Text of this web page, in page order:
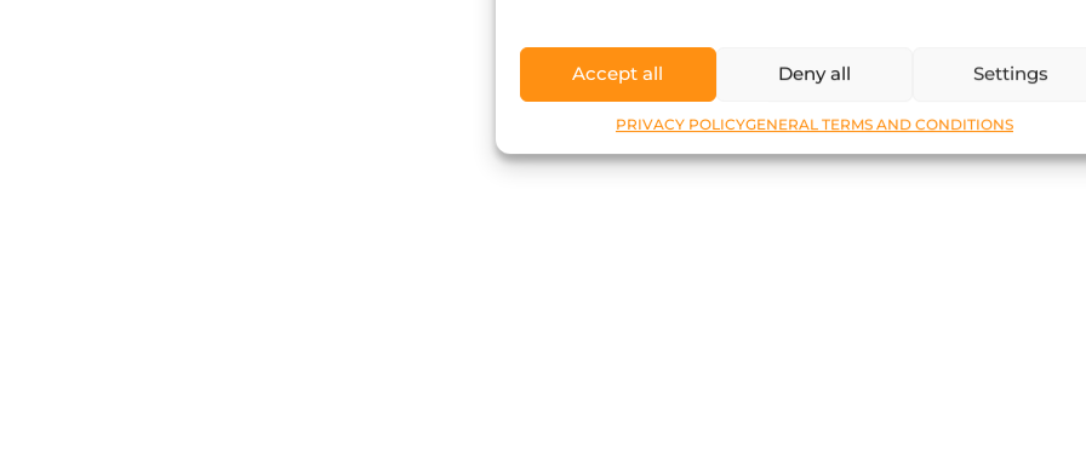
Accept all Deny all Settings
PRIVACY POLICYGENERAL TERMS AND CONDITIONS